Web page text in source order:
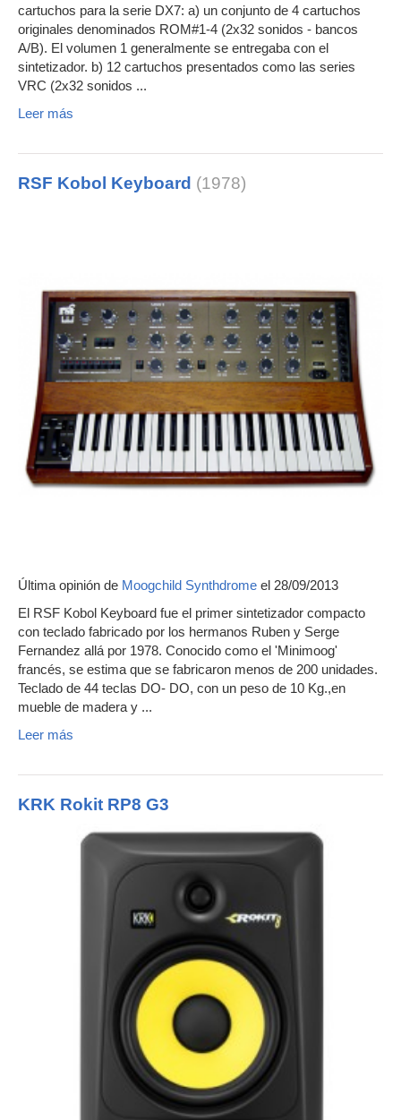
cartuchos para la serie DX7: a) un conjunto de 4 cartuchos
originales denominados ROM#1-4 (2x32 sonidos - bancos
A/B). El volumen 1 generalmente se entregaba con el
sintetizador. b) 12 cartuchos presentados como las series
VRC (2x32 sonidos ...
Leer más
RSF Kobol Keyboard (1978)
Última opinión de Moogchild Synthdrome el 28/09/2013
El RSF Kobol Keyboard fue el primer sintetizador compacto
con teclado fabricado por los hermanos Ruben y Serge
Fernandez allá por 1978. Conocido como el 'Minimoog'
francés, se estima que se fabricaron menos de 200 unidades.
Teclado de 44 teclas DO- DO, con un peso de 10 Kg.,en
mueble de madera y ...
Leer más
KRK Rokit RP8 G3